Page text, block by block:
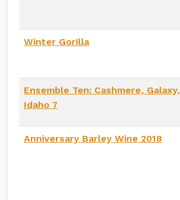
Winter Gorilla
Ensemble Ten: Cashmere, Galaxy,
Idaho 7
Anniversary Barley Wine 2018